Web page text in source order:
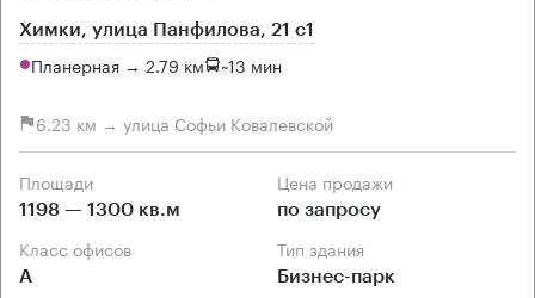
Химки, улица Панфилова, 21 с1
Планерная → 2.79 км ~13 мин
6.23 км → улица Софьи Ковалевской
Площади
1198 — 1300 кв.м
Цена продажи
по запросу
Класс офисов
А
Тип здания
Бизнес-парк